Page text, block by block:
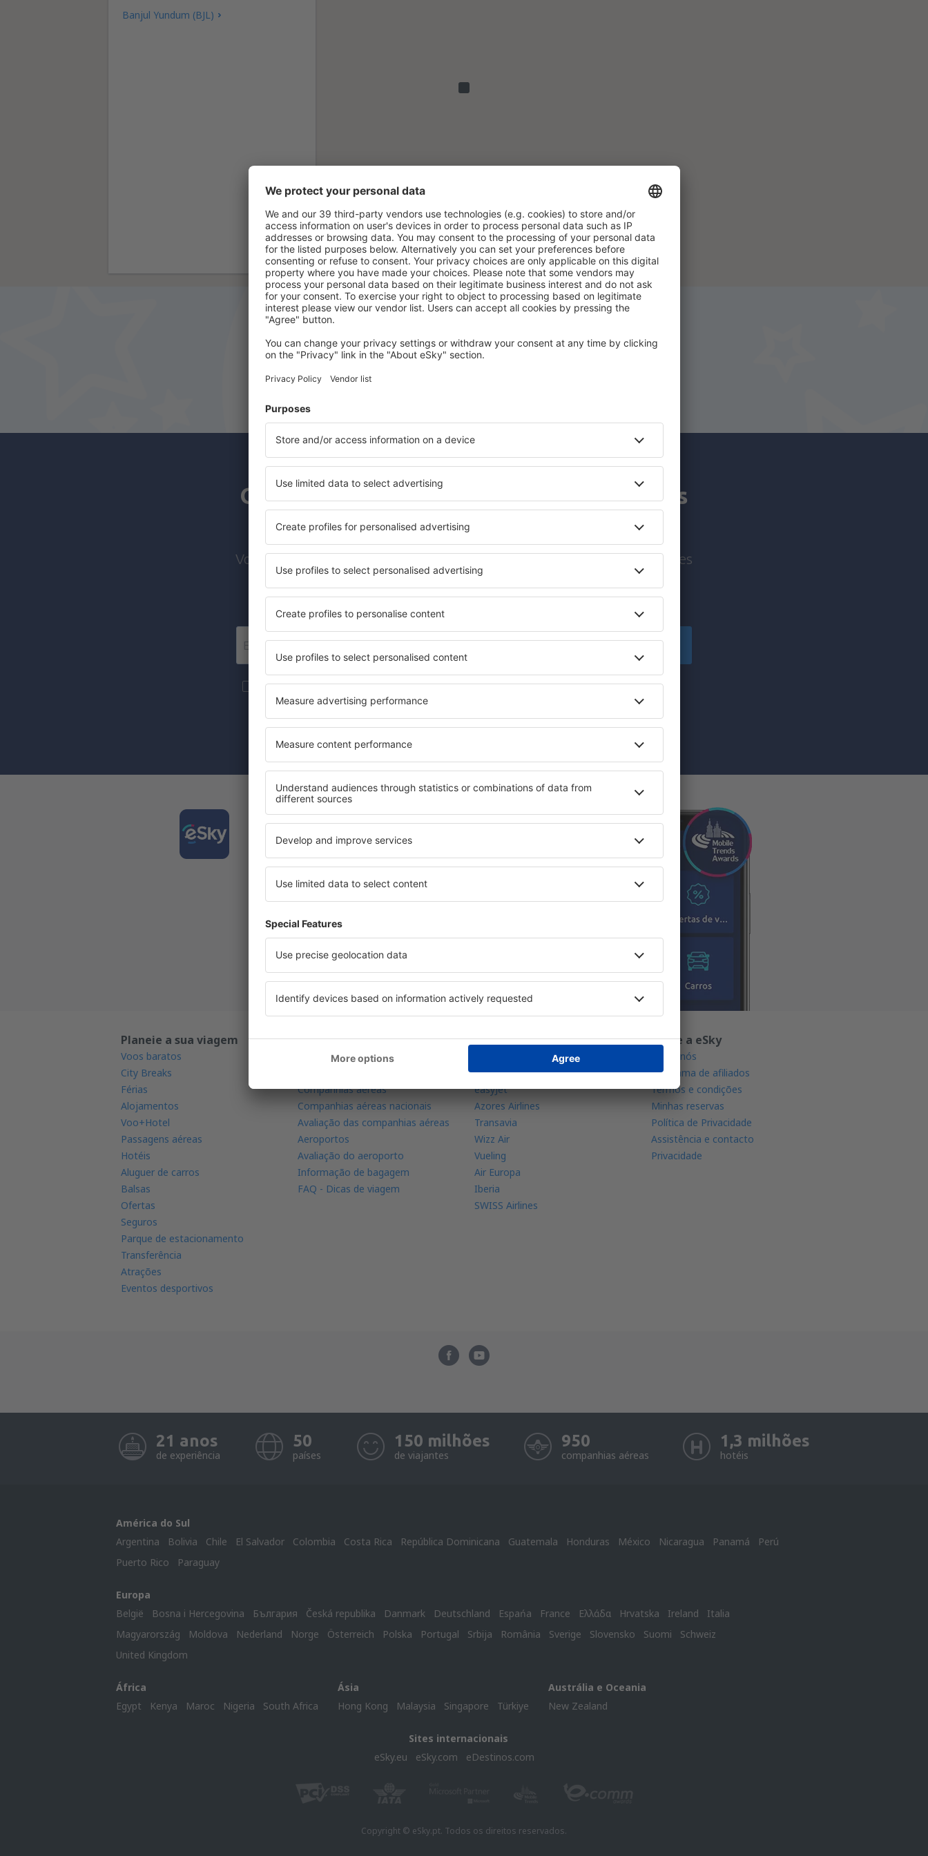
Banjul Yundum (BJL)
Reserve Voo+Hotel na eSky.pt!
Os assinantes da newsletter viajam mais
por menos
Voos baratos, city breaks, férias – receba ofertas únicas de viagem antes
de todos.
Enviamos apenas as melhores, palavra de viajante!
Registre-se
Mais viagens com ótimos preços na nossa newsletter.Aceito receber informações de marketing (na
forma de newsletter) da eSky.pl S.A., para o endereço de e-mail fornecido por mim.
Ao marcar a caixa de seleção, fornecendo o endereço de e-mail e selecionando "Registre-se", você
Descarregue a nossa app
e planeie convenientemente as suas
viagens
Novas ofertas diárias na palma da sua mão
Todas as suas reservas em um só lugar
Planeie a sua viagem
Voos baratos
City Breaks
Férias
Alojamentos
Voo+Hotel
Passagens aéreas
Hotéis
Aluguer de carros
Balsas
Ofertas
Seguros
Parque de estacionamento
Transferência
Atrações
Eventos desportivos
Saiba mais
Aplicação de telemóvel
Companhias aéreas
Companhias aéreas nacionais
Avaliação das companhias aéreas
Aeroportos
Avaliação do aeroporto
Informação de bagagem
FAQ - Dicas de viagem
Linhas aéreas
TAP Portugal
easyJet
Azores Airlines
Transavia
Wizz Air
Vueling
Air Europa
Iberia
SWISS Airlines
Sobre a eSky
Sobre nós
Programa de afiliados
Termos e condições
Minhas reservas
Política de Privacidade
Assistência e contacto
Privacidade
21 anos
de experiência
50
países
150 milhões
de viajantes
950
companhias aéreas
1,3 milhões
hotéis
América do Sul
Argentina
Bolivia Chile El Salvador Colombia Costa Rica República Dominicana Guatemala Honduras México Nicaragua Panamá
Perú
Puerto Rico
Paraguay
Europa
België
Bosna i Hercegovina България Česká republika Danmark Deutschland Espańa France Ελλάδα Hrvatska Ireland
Italia
Magyarország
Moldova Nederland Norge Österreich Polska Portugal Srbija România Sverige Slovensko Suomi
Schweiz
United Kingdom
África
Egypt
Kenya Maroc Nigeria South Africa
Ásia
Hong Kong
Malaysia Singapore Türkiye
Austrália e Oceania
New Zealand
Sites internacionais
eSky.eu
eSky.com eDestinos.com
Copyright © eSky.pt. Todos os direitos reservados.